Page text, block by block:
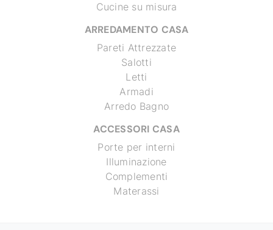
Cucine su misura
ARREDAMENTO CASA
Pareti Attrezzate
Salotti
Letti
Armadi
Arredo Bagno
ACCESSORI CASA
Porte per interni
Illuminazione
Complementi
Materassi